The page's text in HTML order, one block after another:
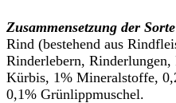
Zusammensetzung der
Rind (bestehend aus
Rinderlebern,
Kürbis, 1% Mineralstoffe,
0,1% Grünlippmuschel.